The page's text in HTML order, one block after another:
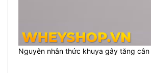
Nguyên nhân thức khuya gây tăng cân